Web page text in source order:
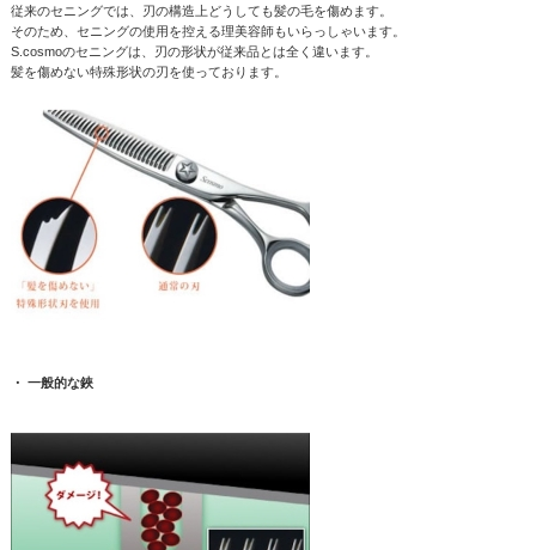
従来のセニングでは、刃の構造上どうしても髪の毛を傷めます。
そのため、セニングの使用を控える理美容師もいらっしゃいます。
S.cosmoのセニングは、刃の形状が従来品とは全く違います。
髪を傷めない特殊形状の刃を使っております。
・ 一般的な鋏